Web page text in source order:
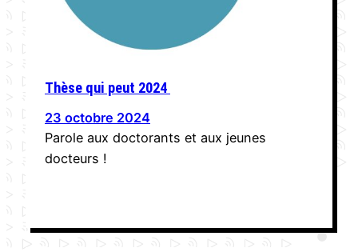
Thèse qui peut 2024
23 octobre 2024
Parole aux doctorants et aux jeunes
docteurs !